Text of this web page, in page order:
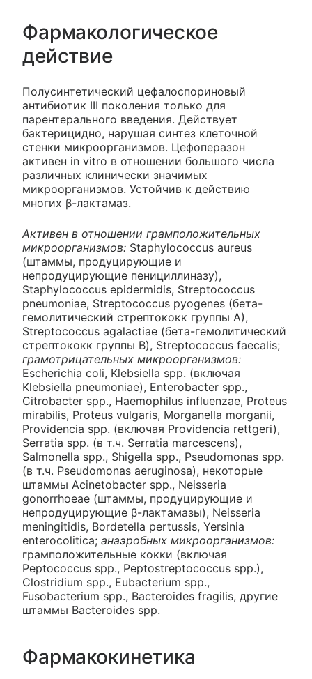
Фармакологическое
действие
Полусинтетический цефалоспориновый
антибиотик III поколения только для
парентерального введения. Действует
бактерицидно, нарушая синтез клеточной
стенки микроорганизмов. Цефоперазон
активен in vitro в отношении большого числа
различных клинически значимых
микроорганизмов. Устойчив к действию
многих β-лактамаз.
Активен в отношении грамположительных
микроорганизмов: Staphylococcus aureus
(штаммы, продуцирующие и
непродуцирующие пенициллиназу),
Staphylococcus epidermidis, Streptococcus
pneumoniae, Streptococcus pyogenes (бета-
гемолитический стрептококк группы A),
Streptococcus agalactiae (бета-гемолитический
стрептококк группы В), Streptococcus faecalis;
грамотрицательных микроорганизмов:
Escherichia coli, Klebsiella spp. (включая
Klebsiella pneumoniae), Enterobacter spp.,
Citrobacter spp., Haemophilus influenzae, Proteus
mirabilis, Proteus vulgaris, Morganella morganii,
Providencia spp. (включая Providencia rettgeri),
Serratia spp. (в т.ч. Serratia marcescens),
Salmonella spp., Shigella spp., Pseudomonas spp.
(в т.ч. Pseudomonas aeruginosa), некоторые
штаммы Acinetobacter spp., Neisseria
gonorrhoeae (штаммы, продуцирующие и
непродуцирующие β-лактамазы), Neisseria
meningitidis, Bordetella pertussis, Yersinia
enterocolitica; анаэробных микроорганизмов:
грамположительные кокки (включая
Peptococcus spp., Peptostreptococcus spp.),
Clostridium spp., Eubacterium spp.,
Fusobacterium spp., Bacteroides fragilis, другие
штаммы Bacteroides spp.
Фармакокинетика